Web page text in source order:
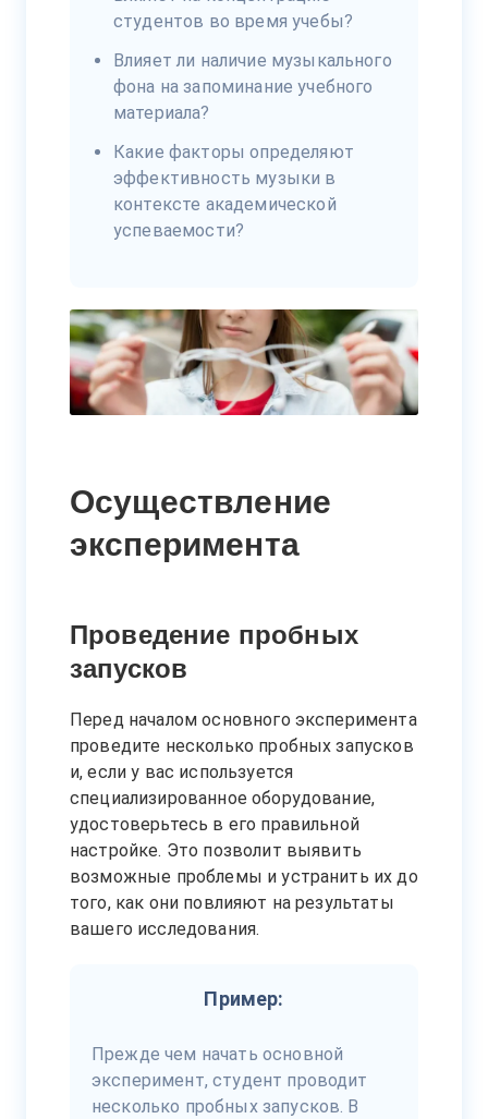
студентов во время учебы?
Влияет ли наличие музыкального
фона на запоминание учебного
материала?
Какие факторы определяют
эффективность музыки в
контексте академической
успеваемости?
Осуществление
эксперимента
Проведение пробных
запусков
Перед началом основного эксперимента
проведите несколько пробных запусков
и, если у вас используется
специализированное оборудование,
удостоверьтесь в его правильной
настройке. Это позволит выявить
возможные проблемы и устранить их до
того, как они повлияют на результаты
вашего исследования.
Пример:
Прежде чем начать основной
эксперимент, студент проводит
несколько пробных запусков. В